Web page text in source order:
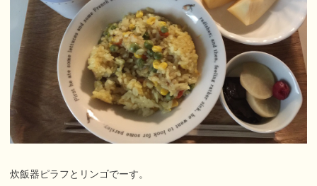
炊飯器ピラフとリンゴでーす。